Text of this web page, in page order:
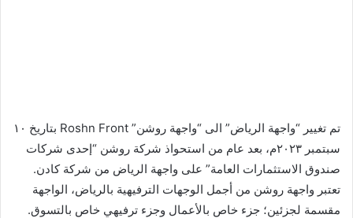
تم تغيير “واجهة الرياض” الى “واجهة روشن” Roshn Front بتاريخ ١٠
سبتمبر ٢٠٢٣م، بعد عام من استحواذ شركة روشن “إحدى شركات
صندوق الاستثمارات العامة” على واجهة الرياض من شركة كادن.
تعتبر واجهة روشن من أجمل الوجهات الترفيهية بالرياض، الواجهة
مقسمة لجزئين؛ جزء خاص بالأعمال وجزء ترفيهي خاص بالتسوق.